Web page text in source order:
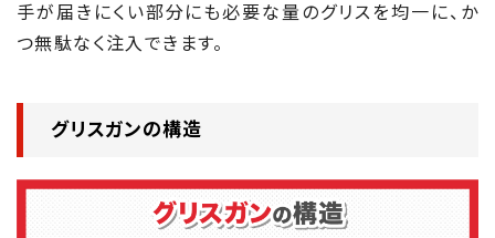
手が届きにくい部分にも必要な量のグリスを均一に、か
つ無駄なく注入できます。
グリスガンの構造